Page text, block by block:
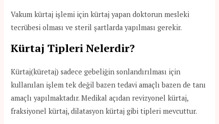
Vakum kürtaj işlemi için kürtaj yapan doktorun mesleki
tecrübesi olması ve steril şartlarda yapılması gerekir.
Kürtaj Tipleri Nelerdir?
Kürtaj(küretaj) sadece gebeliğin sonlandırılması için
kullanılan işlem tek değil bazen tedavi amaçlı bazen de tanı
amaçlı yapılmaktadır. Medikal açıdan revizyonel kürtaj,
fraksiyonel kürtaj, dilatasyon kürtaj gibi tipleri mevcuttur.